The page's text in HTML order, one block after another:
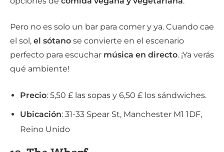
Pero no es solo un bar para comer y ya. Cuando cae
el sol, el sótano se convierte en el escenario
perfecto para escuchar música en directo. ¡Ya verás
qué ambiente!
Precio: 5,50 £ las sopas y 6,50 £ los sándwiches.
Ubicación: 31-33 Spear St, Manchester M1 1DF,
Reino Unido